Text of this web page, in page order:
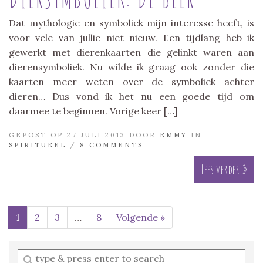
Dat mythologie en symboliek mijn interesse heeft, is
voor vele van jullie niet nieuw. Een tijdlang heb ik
gewerkt met dierenkaarten die gelinkt waren aan
dierensymboliek. Nu wilde ik graag ook zonder die
kaarten meer weten over de symboliek achter
dieren… Dus vond ik het nu een goede tijd om
daarmee te beginnen. Vorige keer […]
GEPOST OP 27 JULI 2013 DOOR EMMY
IN
SPIRITUEEL
/ 8 COMMENTS
Lees verder »
1 2 3 … 8 Volgende »
Enter